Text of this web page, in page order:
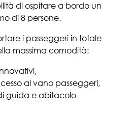
di ospitare a bordo un
di 8 persone.
i passeggeri in totale
massima comodità:
al vano passeggeri,
guida e abitacolo